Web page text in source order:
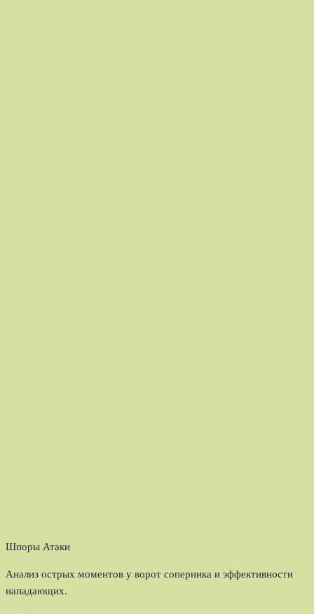
Шпоры Атаки
Анализ острых моментов у ворот соперника и эффективности
нападающих.